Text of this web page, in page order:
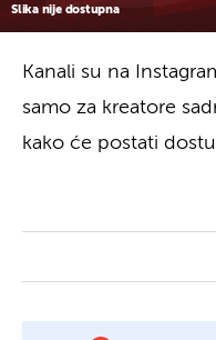
Slika nije dostupna
Kanali su na
samo za kreatore
kako će postati